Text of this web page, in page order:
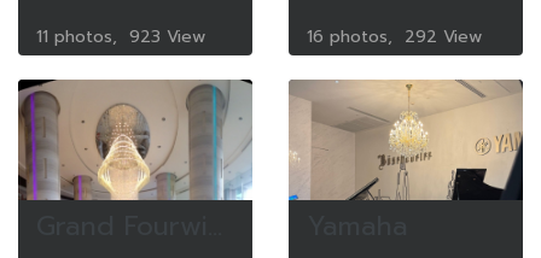
11 photos, 923 View 16 photos, 292 View